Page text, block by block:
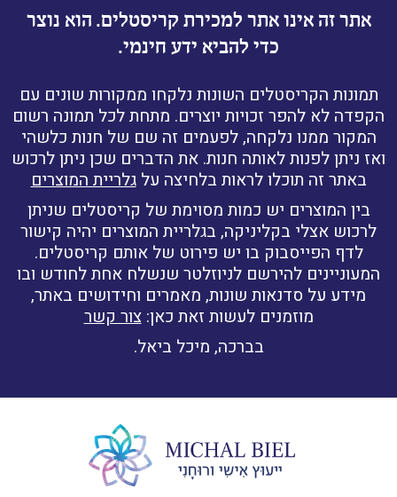
אתר זה אינו אתר למכירת קריסטלים. הוא נוצר
כדי להביא ידע חינמי.
תמונות הקריסטלים השונות נלקחו ממקורות שונים עם
הקפדה לא להפר זכויות יוצרים. מתחת לכל תמונה רשום
המקור ממנו נלקחה, לפעמים זה שם של חנות כלשהי
ואז ניתן לפנות לאותה חנות. את הדברים שכן ניתן לרכוש
באתר זה תוכלו לראות בלחיצה עלגלריית המוצרים
בין המוצרים יש כמות מסוימת של קריסטלים שניתן
לרכוש אצלי בקליניקה, בגלריית המוצרים יהיה קישור
לדף הפייסבוק בו יש פירוט של אותם קריסטלים.
המעוניינים להירשם לניוזלטר שנשלח אחת לחודש ובו
מידע על סדנאות שונות, מאמרים וחידושים באתר,
מוזמנים לעשות זאת כאן:צור קשר
בברכה, מיכל ביאל.